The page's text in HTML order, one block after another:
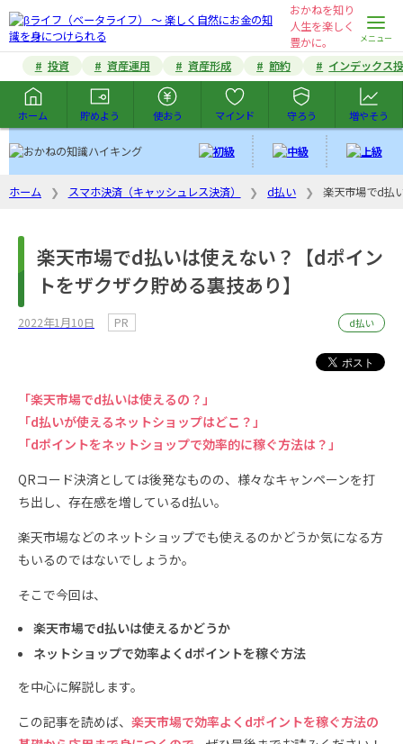
おかねを知り
人生を楽しく未来を
豊かに。
投資
資産運用 資産形成 節約 インデックス
ホーム 貯めよう 使おう マインド 守ろう 増やそう
ホーム スマホ決済（キャッシュレス決済） d払い 楽天市場でd払
楽天市場でd払いは使えない？【dポイン
トをザクザク貯める裏技あり】
2022年1月10日 PR d払い
「楽天市場でd払いは使えるの？」
「d払いが使えるネットショップはどこ？」
「dポイントをネットショップで効率的に稼ぐ方法は？」
QRコード決済としては後発なものの、様々なキャンペーンを打
ち出し、存在感を増しているd払い。
楽天市場などのネットショップでも使えるのかどうか気になる方
もいるのではないでしょうか。
そこで今回は、
楽天市場でd払いは使えるかどうか
ネットショップで効率よくdポイントを稼ぐ方法
を中心に解説します。
この記事を読めば、 楽天市場で効率よくdポイントを稼ぐ方法の